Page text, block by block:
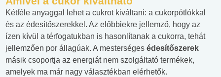
Kétféle anyaggal lehet a cukrot kiváltani: a cukorpótlókkal
és az édesítőszerekkel. Az előbbiekre jellemző, hogy az
ízen kívül a térfogatukban is hasonlítanak a cukorra, tehát
jellemzően por állagúak. A mesterséges édesítőszerek
másik csoportja az energiát nem szolgáltató termékek,
amelyek ma már nagy választékban elérhetők.